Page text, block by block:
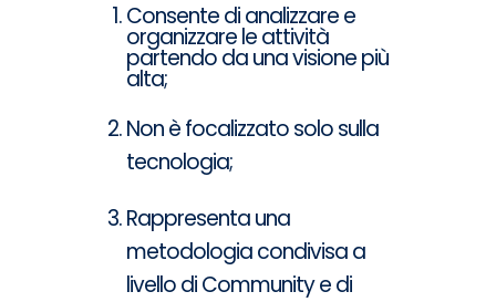
Consente di analizzare e
organizzare le attività
partendo da una visione più
alta;
Non è focalizzato solo sulla
tecnologia;
Rappresenta una
metodologia condivisa a
livello di Community e di